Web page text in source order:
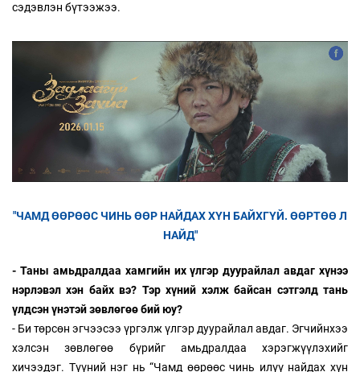
сэдэвлэн бүтээжээ.
"ЧАМД ӨӨРӨӨС ЧИНЬ ӨӨР НАЙДАХ ХҮН БАЙХГҮЙ. ӨӨРТӨӨ Л
НАЙД"
- Таны амьдралдаа хамгийн их үлгэр дуурайлал авдаг хүнээ
нэрлэвэл хэн байх вэ? Тэр хүний хэлж байсан сэтгэлд тань
үлдсэн үнэтэй зөвлөгөө бий юу?
- Би төрсөн эгчээсээ үргэлж үлгэр дуурайлал авдаг. Эгчийнхээ
хэлсэн зөвлөгөө бүрийг амьдралдаа хэрэгжүүлэхийг
хичээдэг. Түүний нэг нь “Чамд өөрөөс чинь илүү найдах хүн